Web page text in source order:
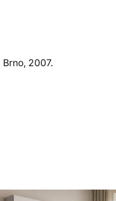
Brno, 2007.